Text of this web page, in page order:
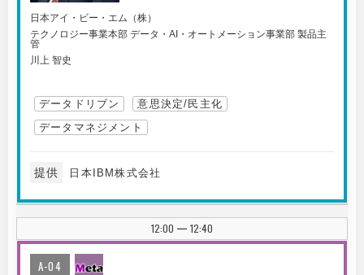
日本アイ・ビー・エム（株）
テクノロジー事業本部 データ・AI・オートメーション事業部 製品主
管
川上 智史
データドリブン
意思決定/民主化
データマネジメント
提供 日本IBM株式会社
12:00 | 12:40
A-04